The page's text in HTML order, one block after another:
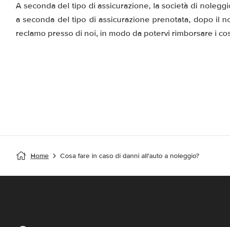
A seconda del tipo di assicurazione, la società di
a seconda del tipo di assicurazione prenotata, dopo il
reclamo presso di noi, in modo da potervi rimborsare i
Home Cosa fare in caso di danni all'auto a noleggio?